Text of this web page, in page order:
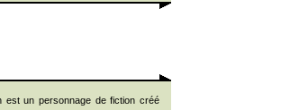
est un personnage de fiction créé